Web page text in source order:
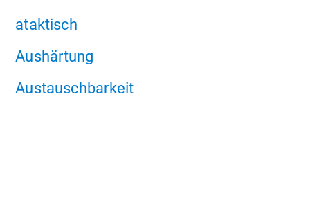
ataktisch
Aushärtung
Austauschbarkeit